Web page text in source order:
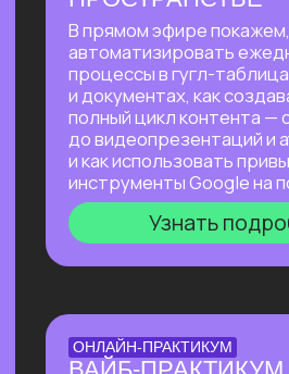
Будет много практики: сделаем ретушь
фотографий, создадим презентацию
с функционалом, у которого нет
аналогов даже в иностранных
нейросетях, соберем майндкарты для
учебы, создадим аудиоподкаст
на основе текста и многое другое!
Узнать подробнее
БОЛЬШОЙ ПРАКТИКУМ
ПО СОЗДАНИЮ
ПРЕЗЕНТАЦИЙ С ИИ
и инфографики: без долгой верстки,
сложных программ и навыков в дизайне!
Узнать подробнее